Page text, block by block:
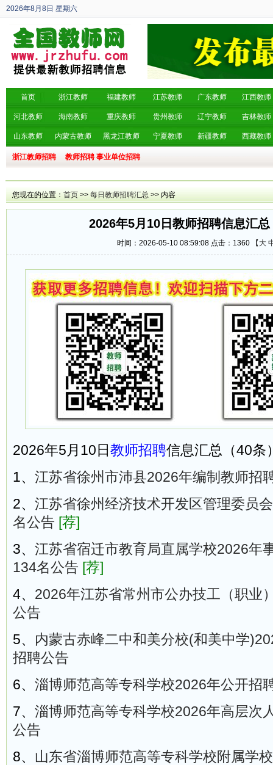
2026年8月8日 星期六
丙午年 六月廿六
首页 浙江教师 福建教师 江苏教师 广东教师 江西教师
河北教师 海南教师 重庆教师 贵州教师 辽宁教师 吉林教师
山东教师 内蒙古教师 黑龙江教师 宁夏教师 新疆教师 西藏教师
浙江教师招聘 教师招聘 事业单位招聘
您现在的位置： 首页 >> 每日教师招聘汇总 >> 内容
2026年5月10日教师招聘信息汇
时间：2026-05-10 08:59:08 点击： 1360 【 大
2026年5月10日 教师招聘信息汇总（40条
1、 江苏省徐州市沛县2026年编制教师招
2、 江苏省徐州经济技术开发区管理委员
名公告 [荐]
3、 江苏省宿迁市教育局直属学校2026年
134名公告 [荐]
4、 2026年江苏省常州市公办技工（职业
公告
5、 内蒙古赤峰二中和美分校(和美中学
招聘公告
6、 淄博师范高等专科学校2026年公开招
7、 淄博师范高等专科学校2026年高层次
公告
8、 山东省淄博师范高等专科学校附属学